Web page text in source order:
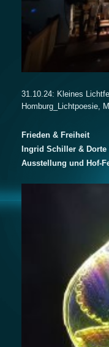
31.10.24: Kleines
Homburg_Lichtpoesie,
Frieden & Freiheit
Ingrid Schiller & Dorte
Ausstellung und Hof-